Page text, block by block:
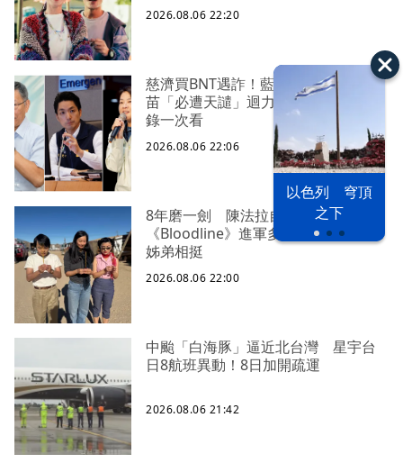
以色列 穹頂
之下
2026.08.06 22:20
慈濟買BNT遇詐！藍白昔嗆政府擋疫
苗「必遭天譴」迴力鏢來了 荒謬語
錄一次看
2026.08.06 22:06
8年磨一劍 陳法拉自編自導
《Bloodline》進軍多倫多 柯林法洛
姊弟相挺
2026.08.06 22:00
中颱「白海豚」逼近北台灣 星宇台
日8航班異動！8日加開疏運
2026.08.06 21:42